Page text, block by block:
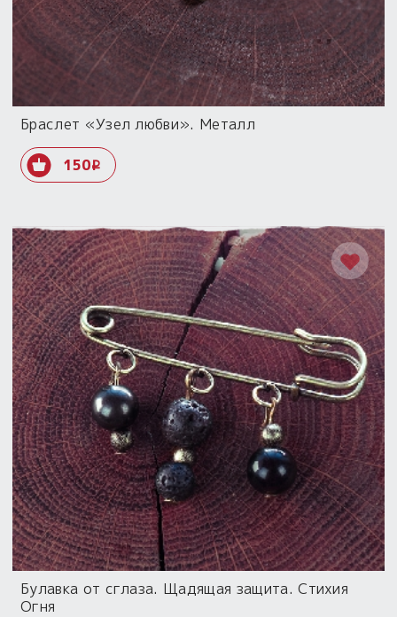
Браслет «Узел любви». Металл
150i
Булавка от сглаза. Щадящая защита. Стихия
Огня